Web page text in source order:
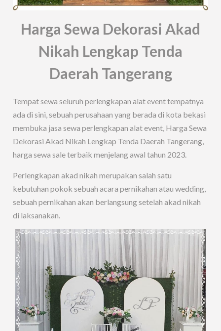
Harga Sewa Dekorasi Akad
Nikah Lengkap Tenda
Daerah Tangerang
Tempat sewa seluruh perlengkapan alat event tempatnya
ada di sini, sebuah perusahaan yang berada di kota bekasi
membuka jasa sewa perlengkapan alat event, Harga Sewa
Dekorasi Akad Nikah Lengkap Tenda Daerah Tangerang,
harga sewa sale terbaik menjelang awal tahun 2023.
Perlengkapan akad nikah merupakan salah satu
kebutuhan pokok sebuah acara pernikahan atau wedding,
sebuah pernikahan akan berlangsung setelah akad nikah
di laksanakan.